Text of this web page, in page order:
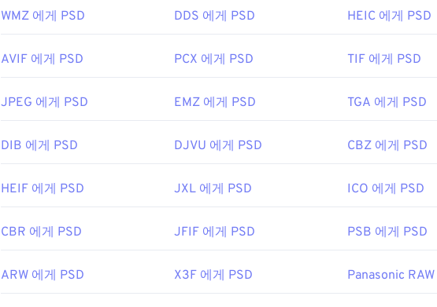
개발자:Adobe Inc.
유용한 링크:
WMZ 에게 PSD DDS 에게 PSD HEIC 에게 PSD
AVIF 에게 PSD PCX 에게 PSD TIF 에게 PSD
JPEG 에게 PSD EMZ 에게 PSD TGA 에게 PSD
DIB 에게 PSD DJVU 에게 PSD CBZ 에게 PSD
HEIF 에게 PSD JXL 에게 PSD ICO 에게 PSD
CBR 에게 PSD JFIF 에게 PSD PSB 에게 PSD
ARW 에게 PSD X3F 에게 PSD Panasonic